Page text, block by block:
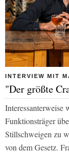
INTERVIEW MIT
"Der größte
Interessanterweise
Funktionsträger
Stillschweigen zu
von dem Gesetz.